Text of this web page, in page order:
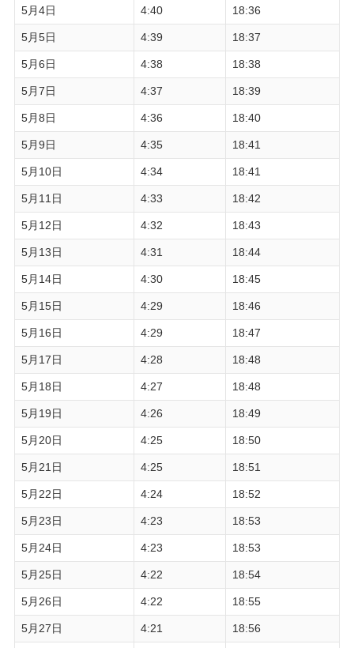
5月4日 4:40 18:36
5月5日 4:39 18:37
5月6日 4:38 18:38
5月7日 4:37 18:39
5月8日 4:36 18:40
5月9日 4:35 18:41
5月10日 4:34 18:41
5月11日 4:33 18:42
5月12日 4:32 18:43
5月13日 4:31 18:44
5月14日 4:30 18:45
5月15日 4:29 18:46
5月16日 4:29 18:47
5月17日 4:28 18:48
5月18日 4:27 18:48
5月19日 4:26 18:49
5月20日 4:25 18:50
5月21日 4:25 18:51
5月22日 4:24 18:52
5月23日 4:23 18:53
5月24日 4:23 18:53
5月25日 4:22 18:54
5月26日 4:22 18:55
5月27日 4:21 18:56